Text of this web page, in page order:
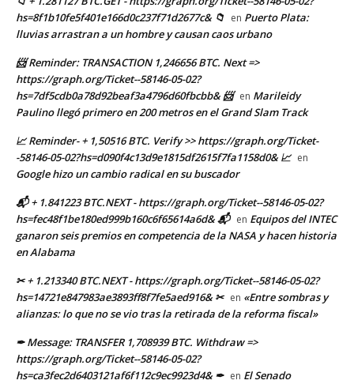
hs=8f1b10fe5f401e166d0c237f71d2677c& 📁 en Puerto Plata:
lluvias arrastran a un hombre y causan caos urbano
📨 Reminder: TRANSACTION 1,246656 BTC. Next =>
https://graph.org/Ticket--58146-05-02?
hs=7df5cdb0a78d92beaf3a4796d60fbcbb& 📨 en Marileidy
Paulino llegó primero en 200 metros en el Grand Slam Track
📈 Reminder- + 1,50516 BTC. Verify >> https://graph.org/Ticket-
-58146-05-02?hs=d090f4c13d9e1815df2615f7fa1158d0& 📈 en
Google hizo un cambio radical en su buscador
📬 + 1.841223 BTC.NEXT - https://graph.org/Ticket--58146-05-02?
hs=fec48f1be180ed999b160c6f65614a6d& 📬 en Equipos del INTEC
ganaron seis premios en competencia de la NASA y hacen historia
en Alabama
✂ + 1.213340 BTC.NEXT - https://graph.org/Ticket--58146-05-02?
hs=14721e847983ae3893ff8f7fe5aed916& ✂ en «Entre sombras y
alianzas: lo que no se vio tras la retirada de la reforma fiscal»
✒ Message: TRANSFER 1,708939 BTC. Withdraw =>
https://graph.org/Ticket--58146-05-02?
hs=ca3fec2d6403121af6f112c9ec9923d4& ✒ en El Senado